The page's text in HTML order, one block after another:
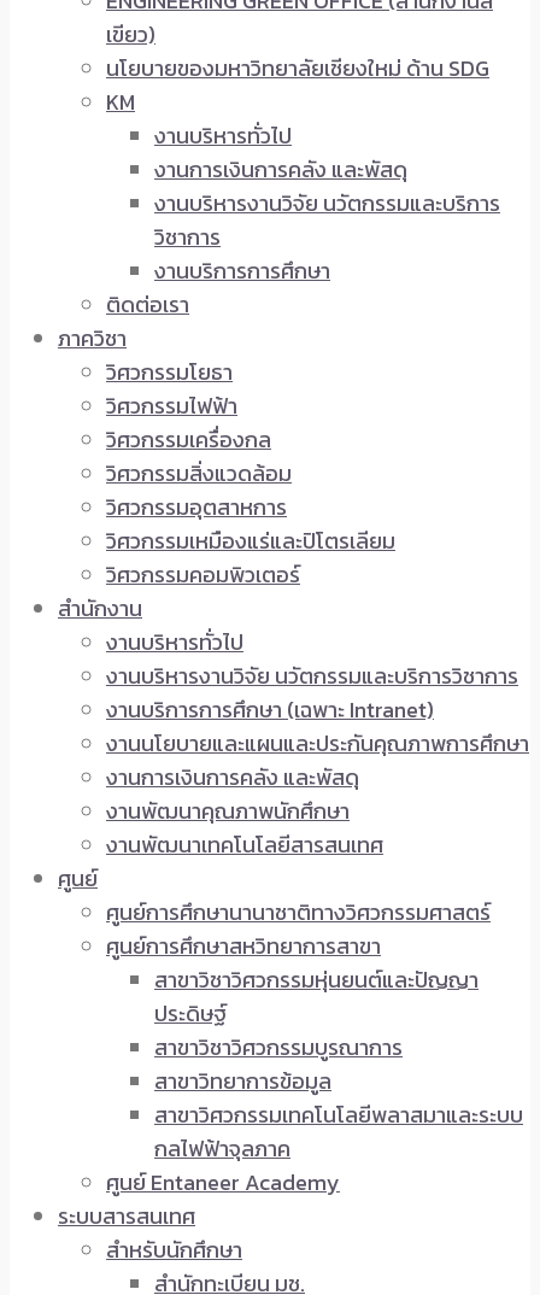
เขียว)
นโยบายของมหาวิทยาลัยเชียงใหม่ ด้าน SDG
KM
งานบริหารทั่วไป
งานการเงินการคลัง และพัสดุ
งานบริหารงานวิจัย นวัตกรรมและบริการ
วิชาการ
งานบริการการศึกษา
ติดต่อเรา
ภาควิชา
วิศวกรรมโยธา
วิศวกรรมไฟฟ้า
วิศวกรรมเครื่องกล
วิศวกรรมสิ่งแวดล้อม
วิศวกรรมอุตสาหการ
วิศวกรรมเหมืองแร่และปิโตรเลียม
วิศวกรรมคอมพิวเตอร์
สำนักงาน
งานบริหารทั่วไป
งานบริหารงานวิจัย นวัตกรรมและบริการวิชาการ
งานบริการการศึกษา (เฉพาะ Intranet)
งานนโยบายและแผนและประกันคุณภาพการศึกษา
งานการเงินการคลัง และพัสดุ
งานพัฒนาคุณภาพนักศึกษา
งานพัฒนาเทคโนโลยีสารสนเทศ
ศูนย์
ศูนย์การศึกษานานาชาติทางวิศวกรรมศาสตร์
ศูนย์การศึกษาสหวิทยาการสาขา
สาขาวิชาวิศวกรรมหุ่นยนต์และปัญญา
ประดิษฐ์
สาขาวิชาวิศวกรรมบูรณาการ
สาขาวิทยาการข้อมูล
สาขาวิศวกรรมเทคโนโลยีพลาสมาและระบบ
กลไฟฟ้าจุลภาค
ศูนย์ Entaneer Academy
ระบบสารสนเทศ
สำหรับนักศึกษา
สำนักทะเบียน มช.